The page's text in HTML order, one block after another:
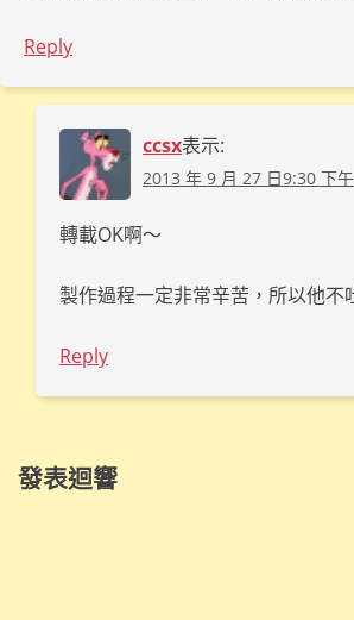
Reply
ccsx表示:
2013 年 9 月 27 日9:30 下午
轉載OK啊～
製作過程一定非常辛苦，所以他不
Reply
發表迴響